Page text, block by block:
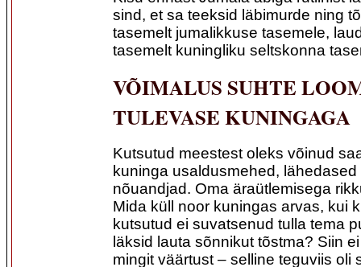
sind, et sa teeksid läbimurde ning
tasemelt jumalikkuse tasemele,
tasemelt kuningliku seltskonna
VÕIMALUS SUHTE
TULEVASE KUNINGAGA
Kutsutud meestest oleks võinud
kuninga usaldusmehed, lähedased
nõuandjad. Oma äraütlemisega
Mida küll noor kuningas arvas, kui
kutsutud ei suvatsenud tulla tema
läksid lauta sõnnikut tõstma? Siin
mingit väärtust – selline teguviis oli